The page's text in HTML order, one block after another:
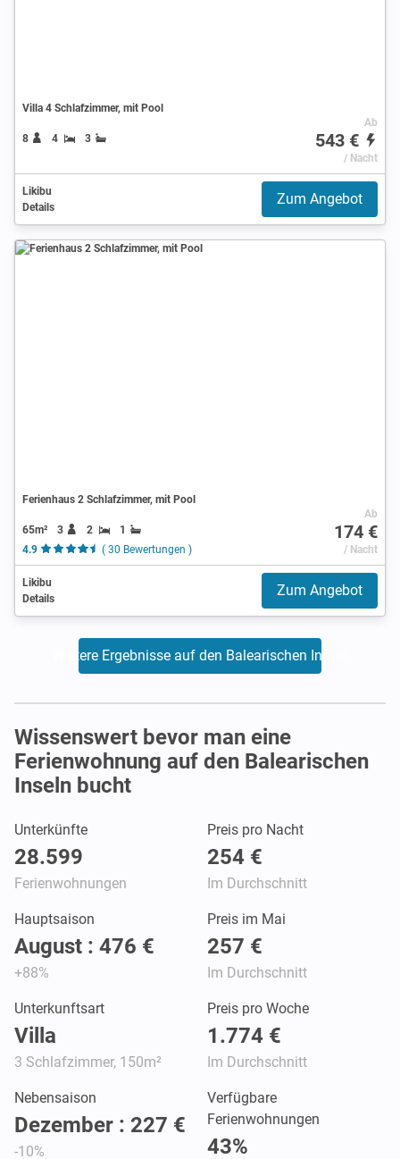
Villa 4 Schlafzimmer, mit Pool
8 4 3
Ab
543 €
/ Nacht
Likibu
Details
Zum Angebot
Ferienhaus 2 Schlafzimmer, mit Pool
65m² 3 2
1
4.9
( 30 Bewertungen )
Ab
174 €
/ Nacht
Likibu
Details
Zum Angebot
Weitere Ergebnisse auf den Balearischen Inseln
Wissenswert bevor man eine
Ferienwohnung auf den Balearischen
Inseln bucht
Unterkünfte
28.599
Ferienwohnungen
Preis pro Nacht
254 €
Im Durchschnitt
Hauptsaison
August : 476 €
+88%
Preis im Mai
257 €
Im Durchschnitt
Unterkunftsart
Villa
3 Schlafzimmer, 150m²
Preis pro Woche
1.774 €
Im Durchschnitt
Nebensaison
Dezember : 227 €
-10%
Verfügbare
Ferienwohnungen
43%